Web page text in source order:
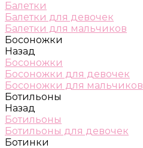
Балетки
Балетки для девочек
Балетки для мальчиков
Босоножки
Назад
Босоножки
Босоножки для девочек
Босоножки для мальчиков
Ботильоны
Назад
Ботильоны
Ботильоны для девочек
Ботинки